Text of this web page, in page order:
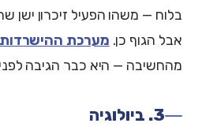
בלוח — משהו הפעיל זיכרון ישן
אבל הגוף כן. מערכת ההישרדות
מהחשיבה — היא כבר הגיבה
3. ביולוגיה